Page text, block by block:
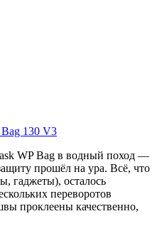
130 V3
WP Bag в водный поход —
прошёл на ура. Всё, что
гаджеты), осталось
переворотов
проклеены качественно,